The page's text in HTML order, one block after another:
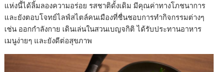
แห่งนี้ได้ลิ้มลองความอร่อย รสชาติดั้งเดิม มีคุณค่าทางโภชนาการ
และยังตอบโจทย์ไลฟ์สไตล์คนเมืองที่ชื่นชอบการทำกิจกรรมต่างๆ
เช่น ออกกำลังกาย เดินเล่นในสวนเบญจกิติ ได้รับประทานอาหาร
เมนูง่ายๆ และยังดีต่อสุขภาพ